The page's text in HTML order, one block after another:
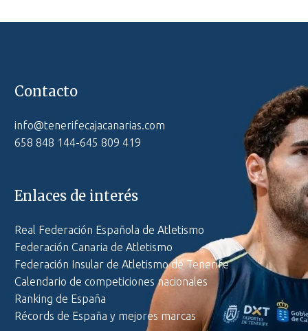
Contacto
info@tenerifecajacanarias.com
658 848 144-645 809 419
Enlaces de interés
Real Federación Española de Atletismo
Federación Canaria de Atletismo
Federación Insular de Atletismo de Tenerife
Calendario de competiciones nacionales
Ranking de España
Récords de España y mejores marcas